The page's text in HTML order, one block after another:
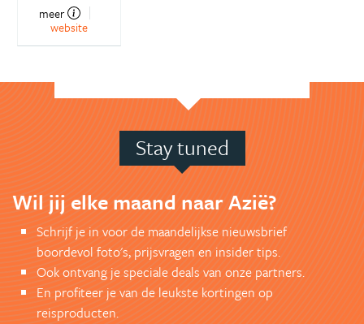
meer
website
Stay tuned
Wil jij elke maand naar Azië?
Schrijf je in voor de maandelijkse nieuwsbrief
boordevol foto's, prijsvragen en insider tips.
Ook ontvang je speciale deals van onze partners.
En profiteer je van de leukste kortingen op
reisproducten.